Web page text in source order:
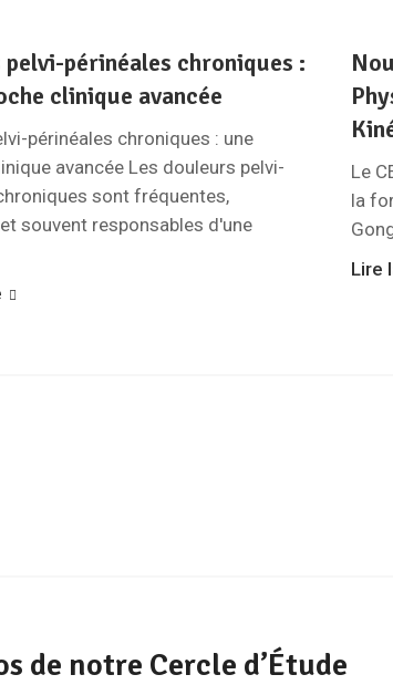
périnéales chroniques :
clinique avancée
périnéales chroniques : une
avancée Les douleurs pelvi-
sont fréquentes,
souvent responsables d'une
Le
la
Lire
de notre Cercle d’Étude